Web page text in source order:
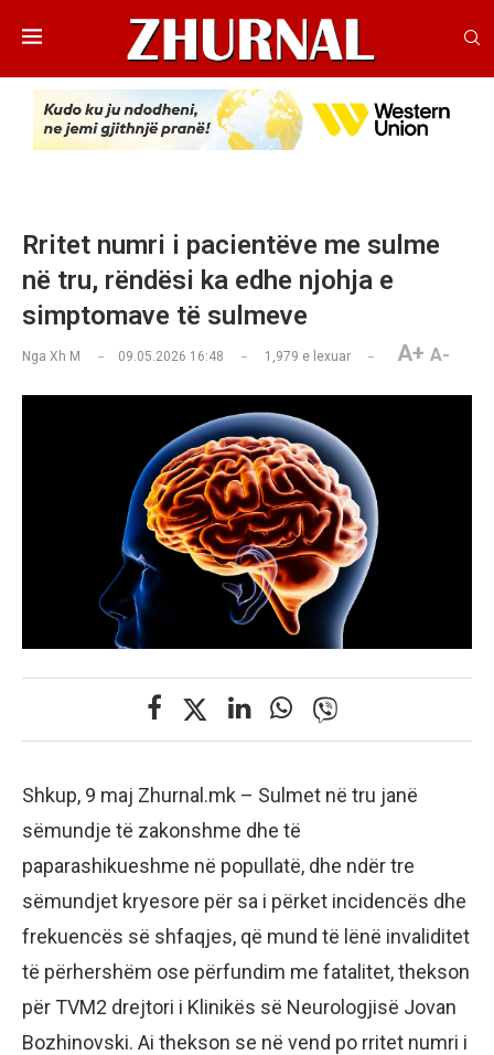
Rritet numri i pacientëve me sulme
në tru, rëndësi ka edhe njohja e
simptomave të sulmeve
Nga Xh M 09.05.2026 16:48 1,979 e lexuar A+ A-
Shkup, 9 maj Zhurnal.mk – Sulmet në tru janë
sëmundje të zakonshme dhe të
paparashikueshme në popullatë, dhe ndër tre
sëmundjet kryesore për sa i përket incidencës dhe
frekuencës së shfaqjes, që mund të lënë invaliditet
të përhershëm ose përfundim me fatalitet, thekson
për TVM2 drejtori i Klinikës së Neurologjisë Jovan
Bozhinovski. Ai thekson se në vend po rritet numri i